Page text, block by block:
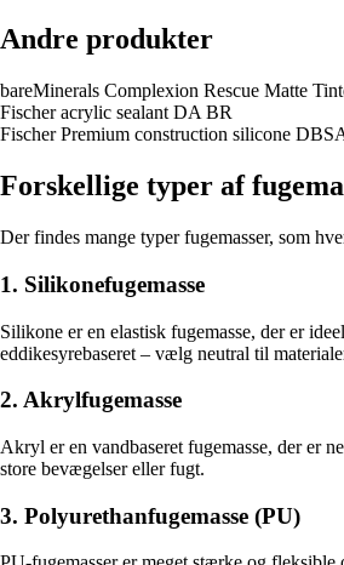
Andre produkter
bareMinerals Complexion Rescue Matte
Fischer acrylic sealant DA BR
Fischer Premium construction silicone
Forskellige typer af
Der findes mange typer fugemasser, som
1. Silikonefugemasse
Silikone er en elastisk fugemasse, der er
eddikesyrebaseret – vælg neutral til
2. Akrylfugemasse
Akryl er en vandbaseret fugemasse, der er
store bevægelser eller fugt.
3. Polyurethanfugemasse (PU)